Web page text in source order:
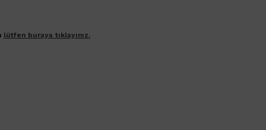
lütfen buraya tıklayınız.